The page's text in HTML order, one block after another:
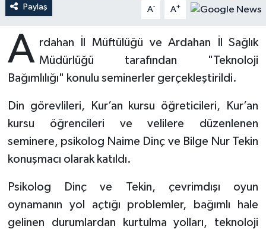
Paylaş A- A+
A rdahan İl Müftülüğü ve Ardahan İl Sağlık
Müdürlüğü tarafından "Teknoloji
Bağımlılığı" konulu seminerler gerçekleştirildi.
Din görevlileri, Kur’an kursu öğreticileri, Kur’an
kursu öğrencileri ve velilere düzenlenen
seminere, psikolog Naime Dinç ve Bilge Nur Tekin
konuşmacı olarak katıldı.
Psikolog Dinç ve Tekin, çevrimdışı oyun
oynamanın yol açtığı problemler, bağımlı hale
gelinen durumlardan kurtulma yolları, teknoloji
Batman Müftülüğü
Bilecik Müftülüğü
Bingöl Müftülüğü
Bitlis Müftülüğü
Bolu Müftülüğü
Sahabeler
Dünya
Kültür-Sanat
Sağlık
Makaleler